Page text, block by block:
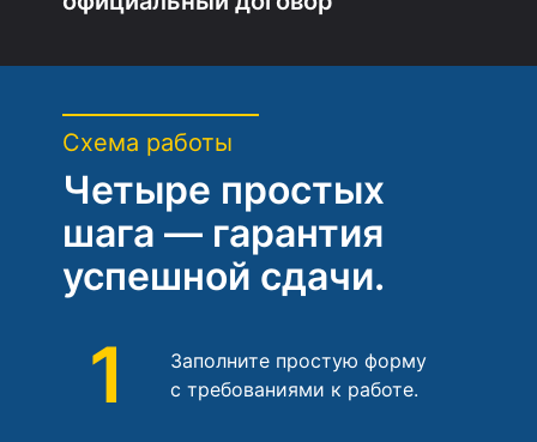
Схема работы
Четыре простых
шага — гарантия
успешной сдачи.
1
Заполните простую форму
с требованиями к работе.